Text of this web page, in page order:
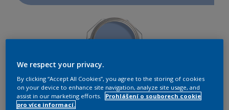
Najít výrobek v tomto odstínu
We respect your privacy.
By clicking “Accept All Cookies”, you agree to the storing of cookies
on your device to enhance site navigation, analyze site usage, and
assist in our marketing efforts.
Prohlášení o souborech cookie
pro více informací.